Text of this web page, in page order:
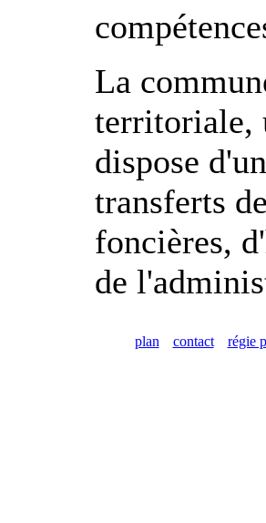
La
territoriale,
dispose
transferts
foncières,
de
plan contact régie